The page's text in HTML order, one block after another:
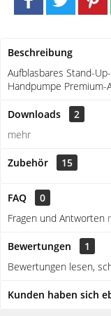
Beschreibung
Aufblasbares Stand-
Handpumpe Premium-
Downloads
2
mehr
Zubehör 15
FAQ
0
Fragen und Antworten
Bewertungen
1
Bewertungen lesen,
Kunden haben sich